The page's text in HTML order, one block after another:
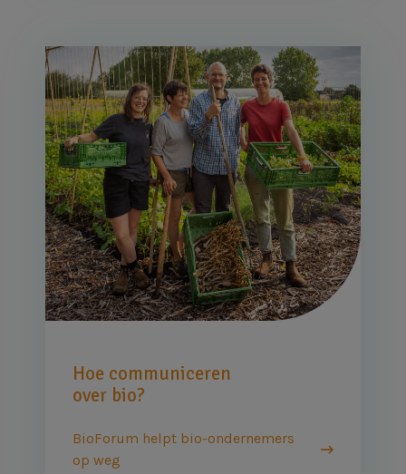
Afbeelding
Hoe communiceren
over bio?
BioForum helpt bio-ondernemers
op weg